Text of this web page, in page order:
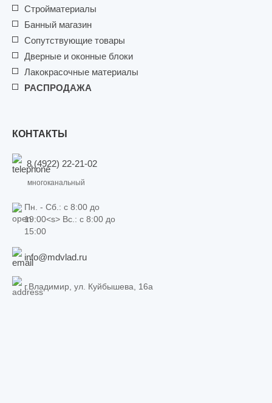
Стройматериалы
Банный магазин
Сопутствующие товары
Дверные и оконные блоки
Лакокрасочные материалы
РАСПРОДАЖА
КОНТАКТЫ
8 (4922) 22-21-02
многоканальный
Пн. - Сб.: c 8:00 до
19:00<s> Вс.: c 8:00 до
15:00
info@mdvlad.ru
г.Владимир, ул. Куйбышева, 16а